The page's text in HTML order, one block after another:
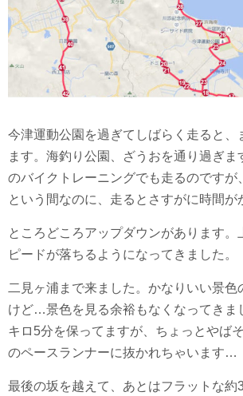
今津運動公園を過ぎてしばらく走ると、
ます。海釣り公園、ざうおを通り過ぎま
のバイクトレーニングでも走るのですが
という間なのに、走るとさすがに時間が
ところどころアップダウンがあります。
ピードが落ちるようになってきました。
二見ヶ浦まで来ました。かなりいい景色
けど…景色を見る余裕もなくなってきま
キロ5分を保ってますが、ちょっとやば
のペースランナーに抜かれちゃいます…
最後の坂を越えて、あとはフラットな約